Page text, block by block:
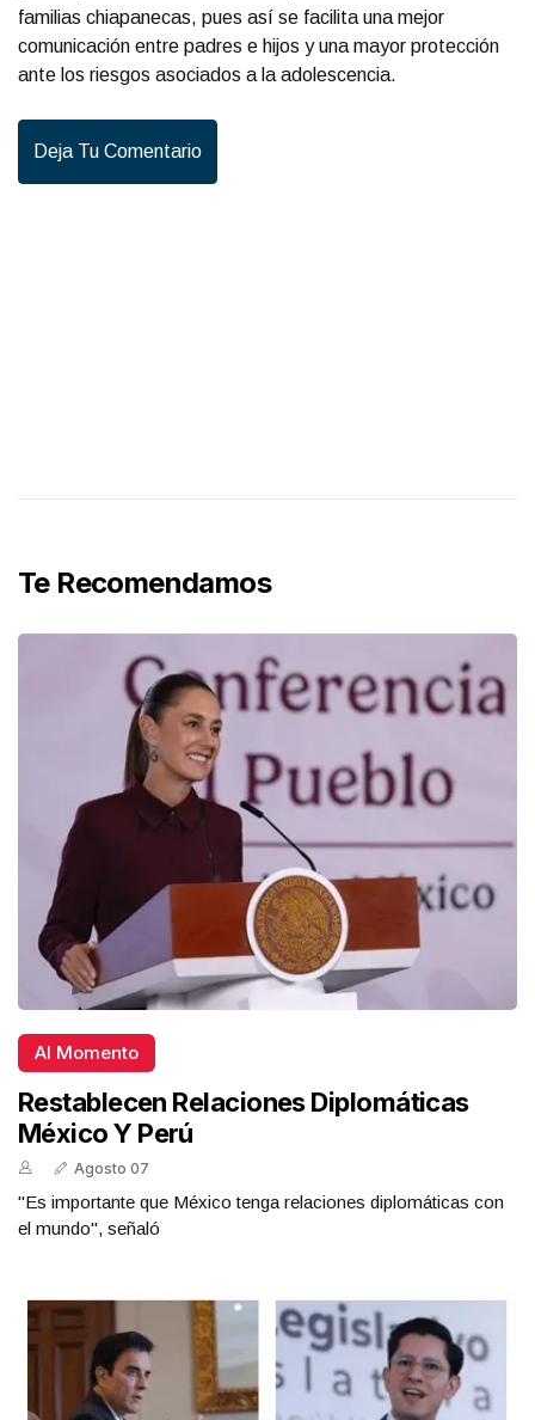
familias chiapanecas, pues así se facilita una mejor
comunicación entre padres e hijos y una mayor protección
ante los riesgos asociados a la adolescencia.
Deja Tu Comentario
Te Recomendamos
Al Momento
Restablecen Relaciones Diplomáticas
México Y Perú
Agosto 07
"Es importante que México tenga relaciones diplomáticas con
el mundo", señaló